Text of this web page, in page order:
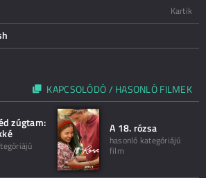
Kartik
KAPCSOLÓDÓ / HASONLÓ FILMEK
zúgtam: A 18. rózsa
hasonló kategóriájú
film